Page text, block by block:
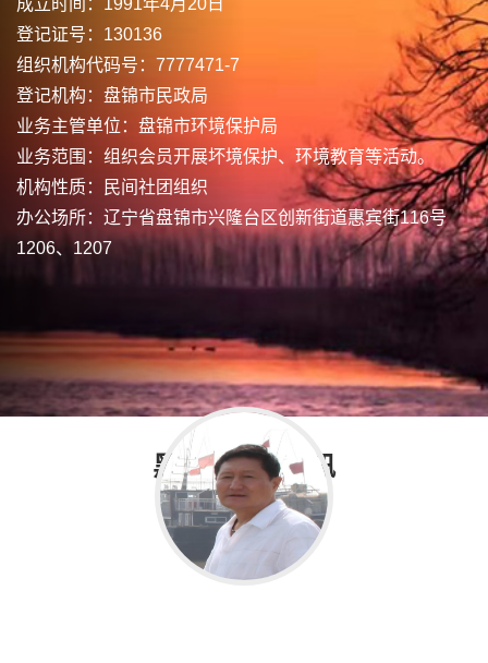
成立时间：1991年4月20日
登记证号：130136
组织机构代码号：7777471-7
登记机构：盘锦市民政局
业务主管单位：盘锦市环境保护局
业务范围：组织会员开展坏境保护、环境教育等活动。
机构性质：民间社团组织
办公场所：辽宁省盘锦市兴隆台区创新街道惠宾街116号
1206、1207
黑嘴鸥新闻资讯